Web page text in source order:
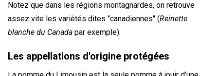
Notez que dans les régions montagnardes, on retrouve
assez vite les variétés dites "canadiennes" (Reinette
blanche du Canada par exemple).
Les appellations d'origine protégées